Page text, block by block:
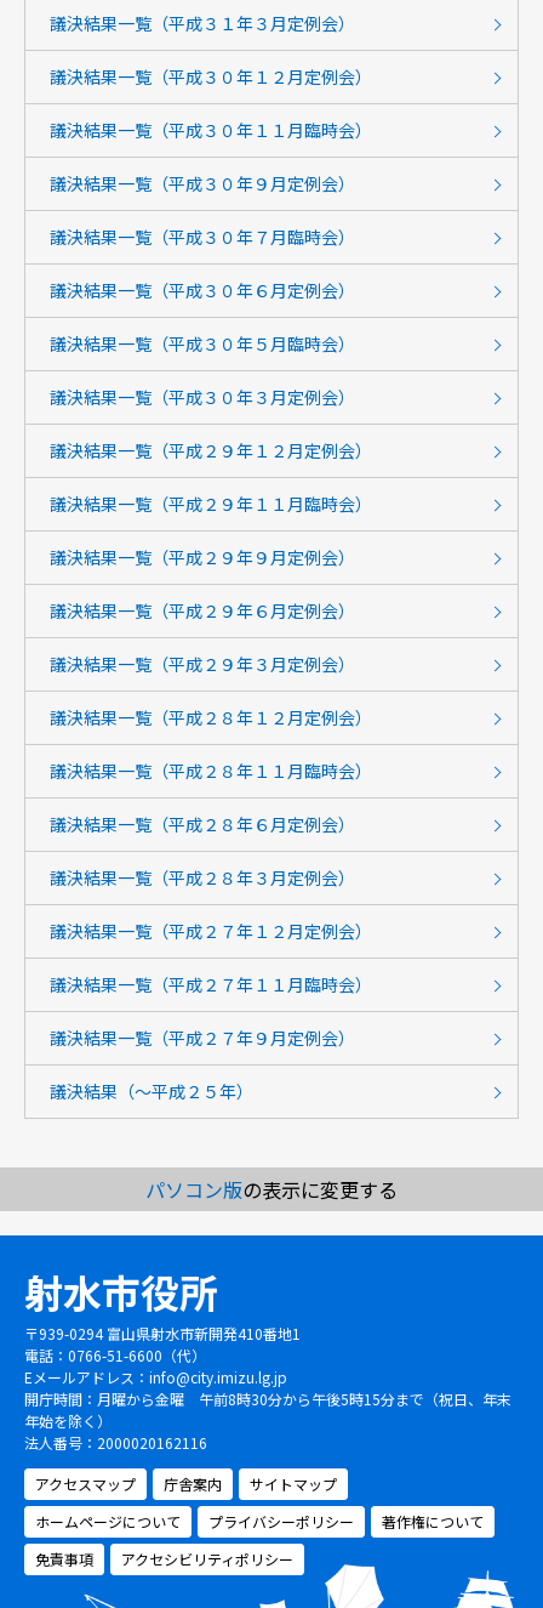
議決結果一覧（平成３１年３月定例会）
議決結果一覧（平成３０年１２月定例会）
議決結果一覧（平成３０年１１月臨時会）
議決結果一覧（平成３０年９月定例会）
議決結果一覧（平成３０年７月臨時会）
議決結果一覧（平成３０年６月定例会）
議決結果一覧（平成３０年５月臨時会）
議決結果一覧（平成３０年３月定例会）
議決結果一覧（平成２９年１２月定例会）
議決結果一覧（平成２９年１１月臨時会）
議決結果一覧（平成２９年９月定例会）
議決結果一覧（平成２９年６月定例会）
議決結果一覧（平成２９年３月定例会）
議決結果一覧（平成２８年１２月定例会）
議決結果一覧（平成２８年１１月臨時会）
議決結果一覧（平成２８年６月定例会）
議決結果一覧（平成２８年３月定例会）
議決結果一覧（平成２７年１２月定例会）
議決結果一覧（平成２７年１１月臨時会）
議決結果一覧（平成２７年９月定例会）
議決結果（～平成２５年）
パソコン版の表示に変更する
射水市役所
〒939-0294 富山県射水市新開発410番地1
電話：0766-51-6600（代）
Eメールアドレス： info@city.imizu.lg.jp
開庁時間：月曜から金曜 午前8時30分から午後5時15分まで（祝日、年末
年始を除く）
法人番号：2000020162116
アクセスマップ
庁舎案内
サイトマップ
ホームページについて
プライバシーポリシー
著作権について
免責事項
アクセシビリティポリシー